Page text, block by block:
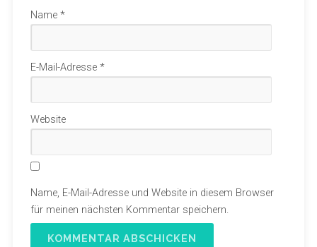
Name *
E-Mail-Adresse *
Website
Name, E-Mail-Adresse und Website in diesem Browser
für meinen nächsten Kommentar speichern.